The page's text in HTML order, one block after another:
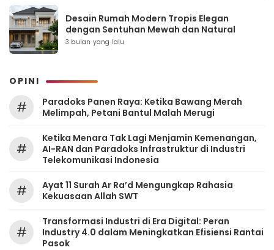
Desain Rumah Modern Tropis Elegan
dengan Sentuhan Mewah dan Natural
3 bulan yang lalu
OPINI
#
Paradoks Panen Raya: Ketika Bawang Merah
Melimpah, Petani Bantul Malah Merugi
#
Ketika Menara Tak Lagi Menjamin Kemenangan,
AI-RAN dan Paradoks Infrastruktur di Industri
Telekomunikasi Indonesia
#
Ayat 11 Surah Ar Ra’d Mengungkap Rahasia
Kekuasaan Allah SWT
#
Transformasi Industri di Era Digital: Peran
Industry 4.0 dalam Meningkatkan Efisiensi Rantai
Pasok